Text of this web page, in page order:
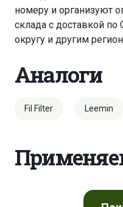
номеру и организуют
склада с доставкой
округу и другим
Аналоги
Fil Filter Leemin